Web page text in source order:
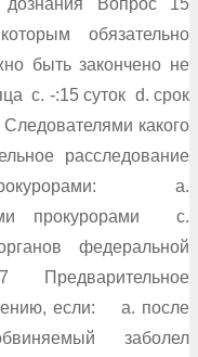
обязательно
быть закончено не
c. -:15 суток d. срок
какого
расследование
прокурорами: a.
прокурорами c.
федеральной
Предварительное
если: a. после
заболел